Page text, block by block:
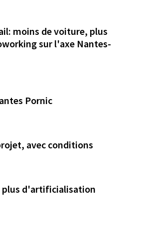
moins de voiture, plus
sur l'axe Nantes-
Pornic
avec conditions
plus d'artificialisation